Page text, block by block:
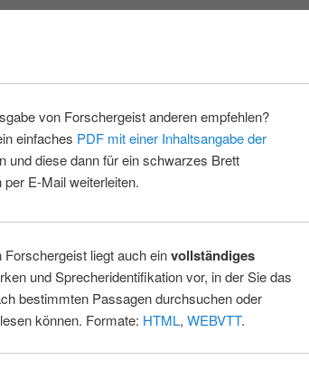
von Forschergeist anderen empfehlen?
einfaches PDF mit einer Inhaltsangabe der
und diese dann für ein schwarzes Brett
E-Mail weiterleiten.
liegt auch einvollständiges
und Sprecheridentifikation vor, in der Sie das
bestimmten Passagen durchsuchen oder
können. Formate: HTML, WEBVTT.